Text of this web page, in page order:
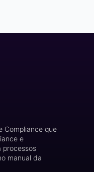
Compliance que
e
processos
manual da